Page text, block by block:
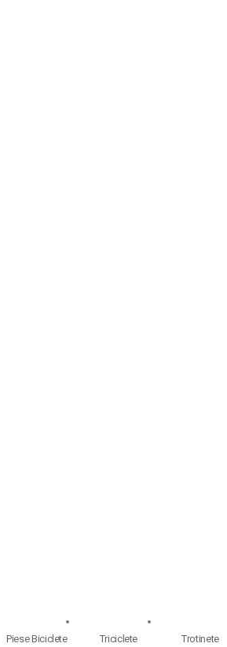
Piese Biciclete Triciclete Trotinete